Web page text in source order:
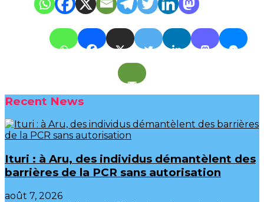
Recent News
Ituri : à Aru, des individus démantèlent des
barrières de la PCR sans autorisation
août 7, 2026